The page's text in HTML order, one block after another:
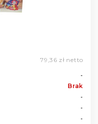
79,36 zł netto
-
Brak
-
-
-